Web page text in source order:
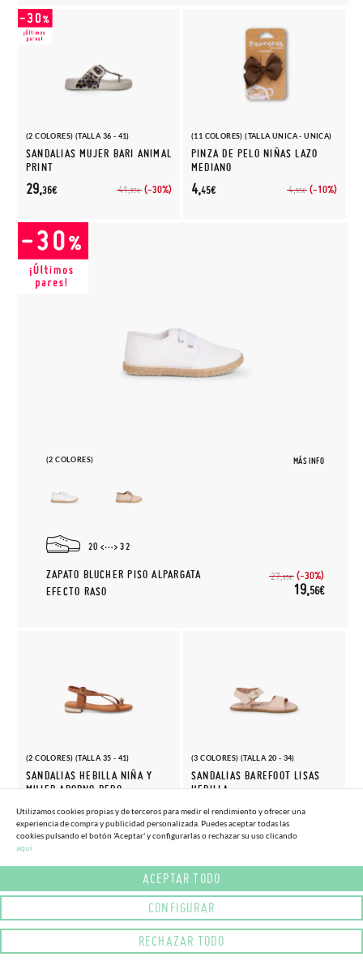
(2 COLORES) (TALLA 36 - 41)
SANDALIAS MUJER BARI ANIMAL
PRINT
41,95€ (-30%)
29,36€
(11 COLORES) (TALLA UNICA - UNICA)
PINZA DE PELO NIÑAS LAZO
MEDIANO
4,95€ (-10%)
4,45€
(2 COLORES) MÁS INFO
20 32
ZAPATO BLUCHER PISO ALPARGATA
EFECTO RASO
27,95€ (-30%)
19,56€
(2 COLORES) (TALLA 35 - 41)
SANDALIAS HEBILLA NIÑA Y
MUJER ADORNO DEDO
51, 95€ (-20%)
41,56€
(3 COLORES) (TALLA 20 - 34)
SANDALIAS BAREFOOT LISAS
HEBILLA
42,95€
36,50€
Utilizamos cookies propias y de terceros para medir el rendimiento y ofrecer una
experiencia de compra y publicidad personalizada. Puedes aceptar todas las
cookies pulsando el botón 'Aceptar' y configurarlas o rechazar su uso clicando
aqui.
ACEPTAR TODO
CONFIGURAR
RECHAZAR TODO